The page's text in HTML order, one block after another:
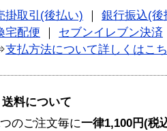
掛取引(後払い)
銀行振込(後
宅配便
セブンイレブン決済
支払方法について詳しくはこ
送料について
のご注文毎に一律1,100円(税